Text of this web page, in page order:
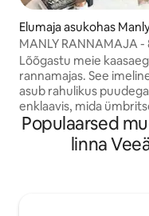
Elumaja asukohas
MANLY RANNAMAJA -
jalutuskäigu kaugusel
Lõõgastu meie
rannamajas. See imeline majutuskoht
asub rahulikus
enklaavis, mida
pärandmajad. See
privaatsust, olles
minuti kaugusel
Populaarsed
linna